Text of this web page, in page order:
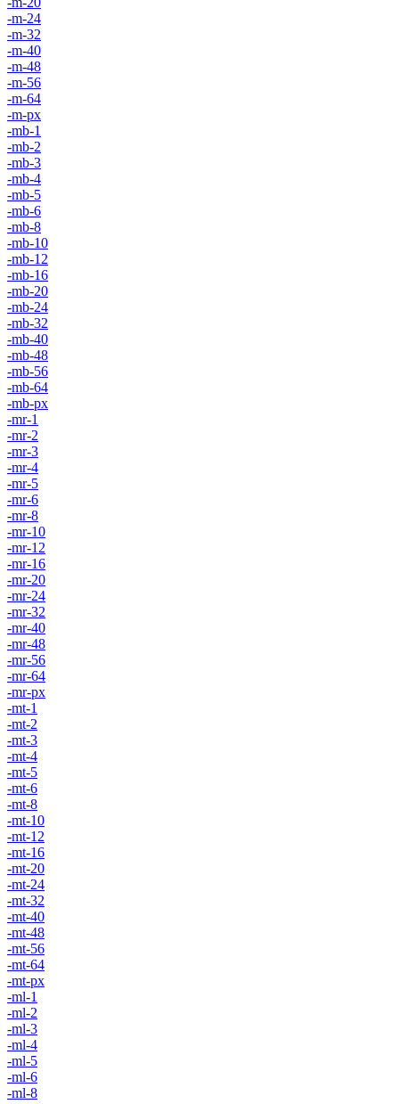
-m-24
-m-32
-m-40
-m-48
-m-56
-m-64
-m-px
-mb-1
-mb-2
-mb-3
-mb-4
-mb-5
-mb-6
-mb-8
-mb-10
-mb-12
-mb-16
-mb-20
-mb-24
-mb-32
-mb-40
-mb-48
-mb-56
-mb-64
-mb-px
-mr-1
-mr-2
-mr-3
-mr-4
-mr-5
-mr-6
-mr-8
-mr-10
-mr-12
-mr-16
-mr-20
-mr-24
-mr-32
-mr-40
-mr-48
-mr-56
-mr-64
-mr-px
-mt-1
-mt-2
-mt-3
-mt-4
-mt-5
-mt-6
-mt-8
-mt-10
-mt-12
-mt-16
-mt-20
-mt-24
-mt-32
-mt-40
-mt-48
-mt-56
-mt-64
-mt-px
-ml-1
-ml-2
-ml-3
-ml-4
-ml-5
-ml-6
-ml-8